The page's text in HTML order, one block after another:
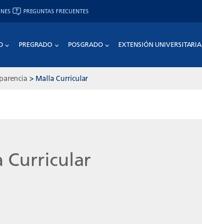
PREGUNTAS FRECUENTES
PREGRADO POSGRADO EXTENSIÓN UNIVERSITARIA
> Malla Curricular
Curricular